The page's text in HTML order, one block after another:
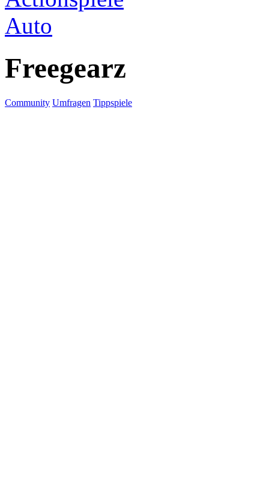
Auto
Freegearz
Community Umfragen Tippspiele